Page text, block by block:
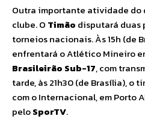
Outra importante atividade do
clube. O Timão disputará duas
torneios nacionais. Às 15h (de
enfrentará o Atlético Mineiro
Brasileirão Sub-17, com
tarde, às 21h30 (de Brasília), o
com o Internacional, em Porto
peloSporTV.